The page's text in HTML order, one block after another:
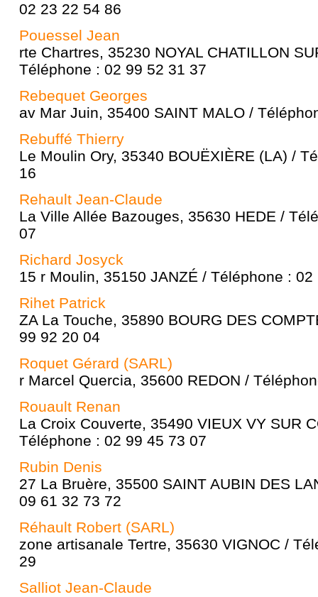
02 23 22 54 86
Pouessel Jean
rte Chartres, 35230 NOYAL CHATILLON
Téléphone : 02 99 52 31 37
Rebequet Georges
av Mar Juin, 35400 SAINT MALO /
Rebuffé Thierry
Le Moulin Ory, 35340 BOUËXIÈRE (LA) /
16
Rehault Jean-Claude
La Ville Allée Bazouges, 35630 HEDE /
07
Richard Josyck
15 r Moulin, 35150 JANZÉ / Téléphone :
Rihet Patrick
ZA La Touche, 35890 BOURG DES
99 92 20 04
Roquet Gérard (SARL)
r Marcel Quercia, 35600 REDON /
Rouault Renan
La Croix Couverte, 35490 VIEUX VY SUR
Téléphone : 02 99 45 73 07
Rubin Denis
27 La Bruère, 35500 SAINT AUBIN DES
09 61 32 73 72
Réhault Robert (SARL)
zone artisanale Tertre, 35630 VIGNOC /
29
Salliot Jean-Claude